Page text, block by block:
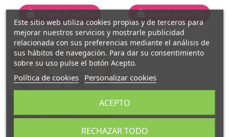
Este sitio web utiliza cookies propias y de terceros para
mejorar nuestros servicios y mostrarle publicidad
relacionada con sus preferencias mediante el análisis de
sus hábitos de navegación. Para dar su consentimiento
sobre su uso pulse el botón Acepto.
Política de cookies Personalizar cookies
RECHAZAR TODO
ACEPTO